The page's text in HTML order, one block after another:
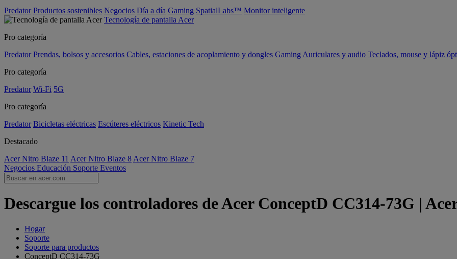
Predator Productos sostenibles Negocios Día a día Gaming SpatialLabs™ Monitor inteligente
Tecnología de pantalla Acer
Pro categoría
Predator Prendas, bolsos y accesorios Cables, estaciones de acoplamiento y dongles Gaming Auriculares y audio Teclados, mouse y lápiz
Pro categoría
Predator Wi-Fi 5G
Pro categoría
Predator Bicicletas eléctricas Escúteres eléctricos Kinetic Tech
Destacado
Acer Nitro Blaze 11 Acer Nitro Blaze 8 Acer Nitro Blaze 7
Negocios Educación Soporte Eventos
Descargue los controladores de Acer ConceptD CC314-73G |
Hogar
Soporte
Soporte para productos
ConceptD CC314-73G